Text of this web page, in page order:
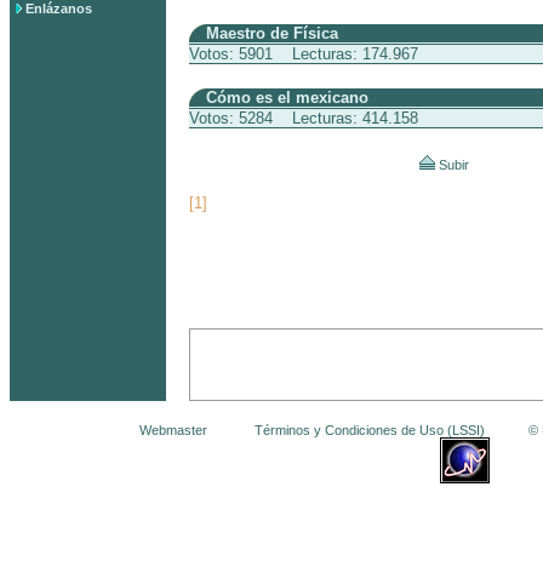
Enlázanos
Maestro de Física
Votos: 5901 Lecturas: 174.967
Cómo es el mexicano
Votos: 5284 Lecturas: 414.158
Subir
[1]
Webmaster Términos y Condiciones de Uso (LSSI) © La